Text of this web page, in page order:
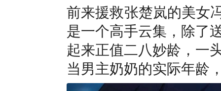
前来援救张楚岚的美女
是一个高手云集，除了
起来正值二八妙龄，一
当男主奶奶的实际年龄